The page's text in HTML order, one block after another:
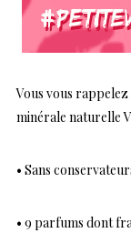
Vous vous rappelez
minérale naturelle
• Sans
• 9 parfums dont